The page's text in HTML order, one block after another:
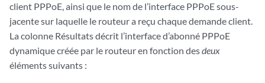
                    aci "dunstable-ge-1/0/0.1" ari "kanata" {
dynamic-profile BasicPppoeProfile;
delay 10;
                    }
                }
client PPPoE, ainsi que le nom de l’interface PPPoE sous-
jacente sur laquelle le routeur a reçu chaque demande client.
La colonne Résultats décrit l’interface d’abonné PPPoE
dynamique créée par le routeur en fonction desdeux
éléments suivants :